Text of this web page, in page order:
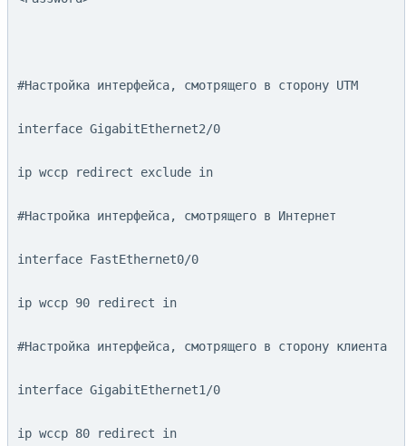
#Настройка интерфейса, смотрящего в сторону UTM
interface GigabitEthernet2/0
ip wccp redirect exclude in
#Настройка интерфейса, смотрящего в Интернет
interface FastEthernet0/0
ip wccp 90 redirect in
#Настройка интерфейса, смотрящего в сторону клиента
interface GigabitEthernet1/0
ip wccp 80 redirect in